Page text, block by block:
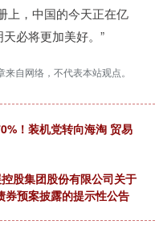
，中国的今天正在亿
必将更加美好。”
自网络，不代表本站观点。
！装机党转向海淘 贸易
股集团股份有限公司关于
预案披露的提示性公告